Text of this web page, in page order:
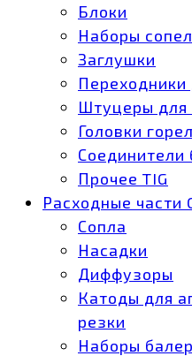
Блоки
Наборы
Заглушки
Переходники
Штуцеры для
Головки
Прочее TIG
Расходные части
Сопла
Насадки
Диффузоры
Катоды для
резки
Наборы